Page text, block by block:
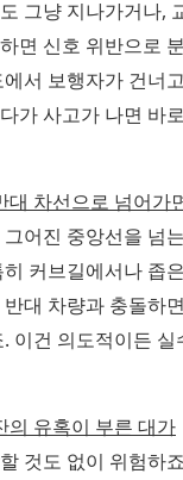
그냥 지나가거나,
면 신호 위반으로
서 보행자가 건너
가 사고가 나면 바
대 차선으로 넘어가
어진 중앙선을 넘
커브길에서나 좁
대 차량과 충돌하
이건 의도적이든 실
의 유혹이 부른 대가
것도 없이 위험하